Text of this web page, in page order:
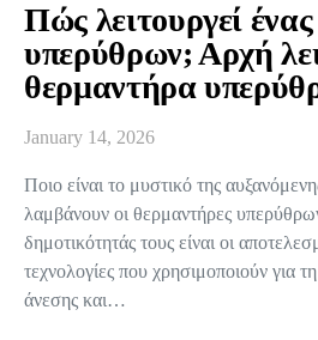
Πώς λειτουργεί
υπερύθρων; Αρχή
θερμαντήρα
January 14, 2026
Ποιο είναι το μυστικό της
λαμβάνουν οι θερμαντήρες
δημοτικότητάς τους είναι οι
τεχνολογίες που χρησιμοποιούν για
άνεσης και…